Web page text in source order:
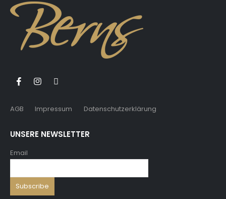
AGB Impressum Datenschutzerklärung
UNSERE NEWSLETTER
Email